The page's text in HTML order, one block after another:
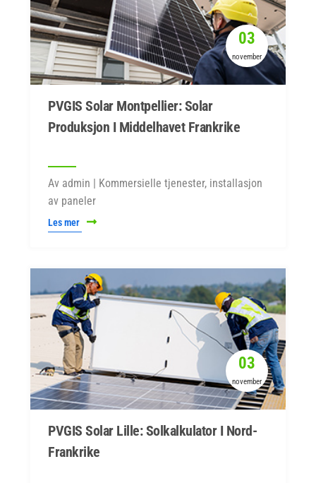
03
november
PVGIS Solar Montpellier: Solar
Produksjon I Middelhavet Frankrike
Av admin | Kommersielle tjenester, installasjon
av paneler
Les mer
03
november
PVGIS Solar Lille: Solkalkulator I Nord-
Frankrike